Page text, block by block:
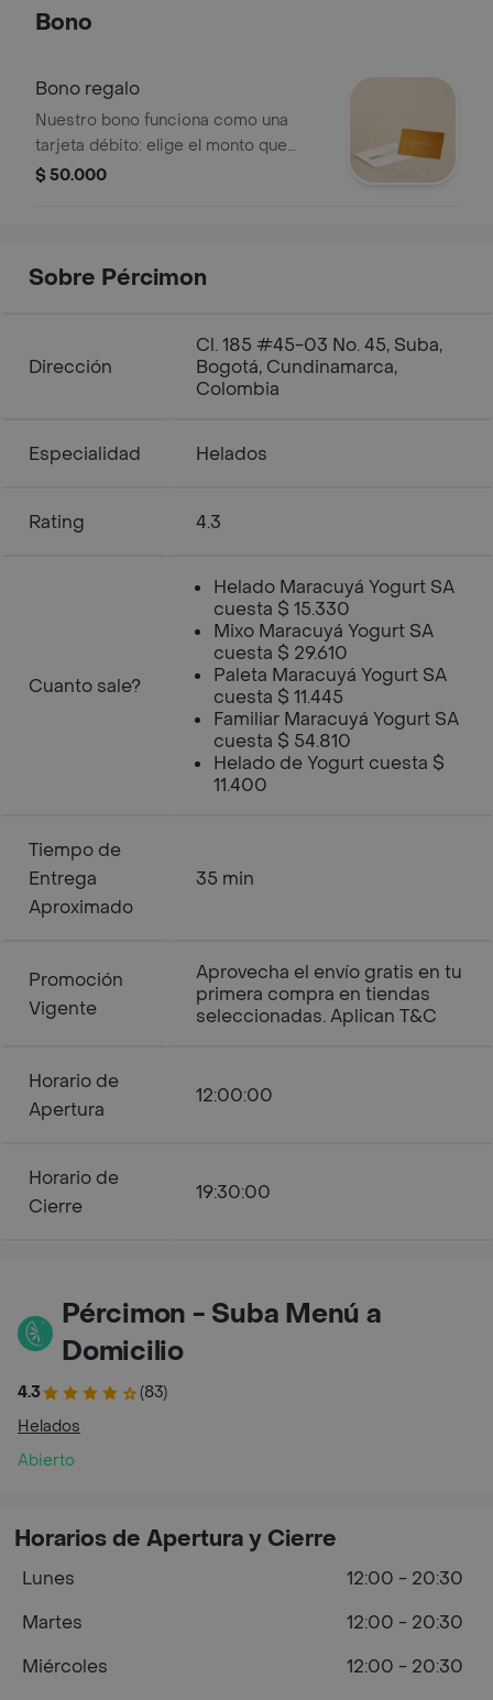
Bono
Bono regalo
Nuestro bono funciona como una
tarjeta débito: elige el monto que
quieres cargar (desde $50.000 hasta
nuestros puntos de venta.
$ 50.000
Sobre Pércimon
Dirección
Cl. 185 #45-03 No. 45, Suba,
Bogotá, Cundinamarca,
Colombia
Especialidad Helados
Rating 4.3
Cuanto sale?
Helado Maracuyá Yogurt SA
cuesta $ 15.330
Mixo Maracuyá Yogurt SA
cuesta $ 29.610
Paleta Maracuyá Yogurt SA
cuesta $ 11.445
Familiar Maracuyá Yogurt SA
cuesta $ 54.810
Helado de Yogurt cuesta $
11.400
Tiempo de
Entrega
Aproximado
35 min
Promoción
Vigente
Aprovecha el envío gratis en tu
primera compra en tiendas
seleccionadas. Aplican T&C
Horario de
Apertura
12:00:00
Horario de
Cierre
19:30:00
Pércimon - Suba Menú a
Domicilio
4.3
(83)
Helados
Abierto
Horarios de Apertura y Cierre
Lunes
12:00 - 20:30
Martes
12:00 - 20:30
Miércoles
12:00 - 20:30